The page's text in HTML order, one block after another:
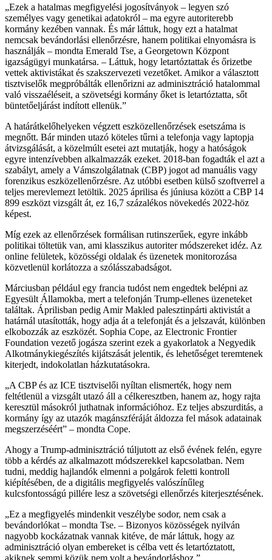
„Ezek a hatalmas megfigyelési jogosítványok – legyen szó
személyes vagy genetikai adatokról – ma egyre autoriterebb
kormány kezében vannak. És már láttuk, hogy ezt a hatalmat
nemcsak bevándorlási ellenőrzésre, hanem politikai elnyomásra is
használják – mondta Emerald Tse, a Georgetown Központ
igazságügyi munkatársa. – Láttuk, hogy letartóztattak és őrizetbe
vettek aktivistákat és szakszervezeti vezetőket. Amikor a választott
tisztviselők megpróbálták ellenőrizni az adminisztráció hatalommal
való visszaéléseit, a szövetségi kormány őket is letartóztatta, sőt
büntetőeljárást indított ellenük.”
A határátkelőhelyeken végzett eszközellenőrzések esetszáma is
megnőtt. Bár minden utazó köteles tűrni a telefonja vagy laptopja
átvizsgálását, a közelmúlt esetei azt mutatják, hogy a hatóságok
egyre intenzívebben alkalmazzák ezeket. 2018-ban fogadták el azt a
szabályt, amely a Vámszolgálatnak (CBP) jogot ad manuális vagy
forenzikus eszközellenőrzésre. Az utóbbi esetben külső szoftverrel a
teljes merevlemezt letöltik. 2025 áprilisa és júniusa között a CBP 14
899 eszközt vizsgált át, ez 16,7 százalékos növekedés 2022-höz
képest.
Míg ezek az ellenőrzések formálisan rutinszerűek, egyre inkább
politikai töltetük van, ami klasszikus autoriter módszereket idéz. Az
online felületek, közösségi oldalak és üzenetek monitorozása
közvetlenül korlátozza a szólásszabadságot.
Márciusban például egy francia tudóst nem engedtek belépni az
Egyesült Államokba, mert a telefonján Trump-ellenes üzeneteket
találtak. Áprilisban pedig Amir Makled palesztinpárti aktivistát a
határnál utasították, hogy adja át a telefonját és a jelszavát, különben
elkobozzák az eszközét. Sophia Cope, az Electronic Frontier
Foundation vezető jogásza szerint ezek a gyakorlatok a Negyedik
Alkotmánykiegészítés kijátszását jelentik, és lehetőséget teremtenek
kiterjedt, indokolatlan házkutatásokra.
„A CBP és az ICE tisztviselői nyíltan elismerték, hogy nem
feltétlenül a vizsgált utazó áll a célkeresztben, hanem az, hogy rajta
keresztül másokról juthatnak információhoz. Ez teljes abszurditás, a
kormány így az utazók magánszféráját áldozza fel mások adatainak
megszerzéséért” – mondta Cope.
Ahogy a Trump-adminisztráció túljutott az első évének felén, egyre
több a kérdés az alkalmazott módszerekkel kapcsolatban. Nem
tudni, meddig hajlandók elmenni a polgárok feletti kontroll
kiépítésében, de a digitális megfigyelés valószínűleg
kulcsfontosságú pillére lesz a szövetségi ellenőrzés kiterjesztésének.
„Ez a megfigyelés mindenkit veszélybe sodor, nem csak a
bevándorlókat – mondta Tse. – Bizonyos közösségek nyilván
nagyobb kockázatnak vannak kitéve, de már láttuk, hogy az
adminisztráció olyan embereket is célba vett és letartóztatott,
akiknek semmi közük nem volt a bevándorláshoz.”